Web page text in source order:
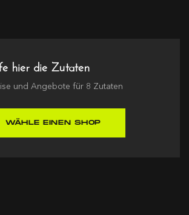
hier die Zutaten
und Angebote für 8 Zutaten
WÄHLE EINEN SHOP